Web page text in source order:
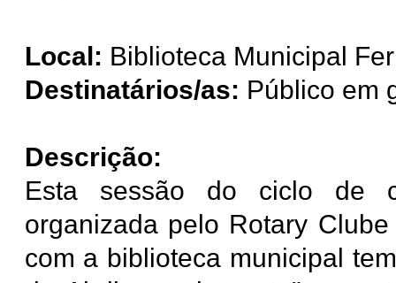
Local: Biblioteca Municipal
Destinatários/as: Público em
Descrição:
Esta sessão do ciclo de
organizada pelo Rotary
com a biblioteca municipal